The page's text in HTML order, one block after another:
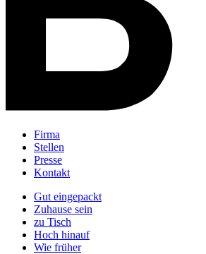
Firma
Stellen
Presse
Kontakt
Gut eingepackt
Zuhause sein
zu Tisch
Hoch hinauf
Wie früher